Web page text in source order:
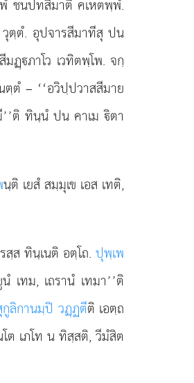
ชนปทสีมาติ คเหตพฺพํ.
ตฺตํ. อุปจารสีมาทีสุ ปน
ภาโว เวทิตพฺโพ. จกฺ
ตํ – ‘‘อวิปฺปวาสสีมาย
ติ ทินฺนํ ปน คาเม ิตา
นฺติ เยสํ สมฺมุเข เอส เทติ,
สฺส ทินฺเนติ อตฺโถ.ปุพฺเพ
เทม, เถรานํ เทมา’’ติ
ลิกานมฺปิ วฏฺฏตีติ เอตฺถ
ต เภโท น ทิสฺสติ, วีมํสิต